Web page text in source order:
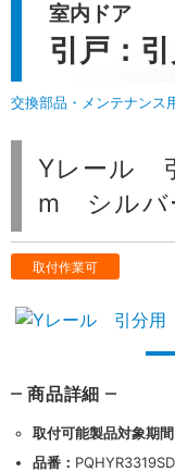
室内ドア
引戸：
交換部品・メンテナンス
Yレール
m シルバ
取付作業可
商品詳細
取付可能製品対象期間
品番： PQHYR3319SD